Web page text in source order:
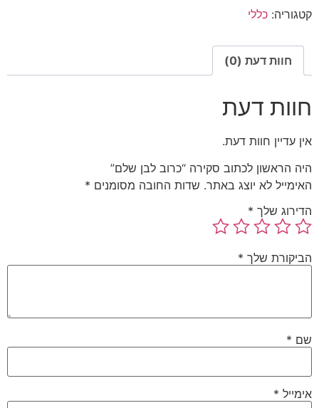
קטגוריה: כללי
חוות דעת (0)
חוות דעת
אין עדיין חוות דעת.
היה הראשון לכתוב סקירה “כרוב לבן שלם”
האימייל לא יוצג באתר. שדות החובה מסומנים *
הדירוג שלך *
הביקורת שלך *
שם *
אימייל *